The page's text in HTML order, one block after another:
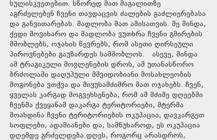
სულისკვეთებით. სწორედ მათ მაგალითზე
აგრძელებენ ჩვენი თავდაცვის ძალების გაძლიერებასა
და განვითარებას. მადლობა მათ ამისათვის. მე მინდა,
ქედი მოვიხარო და მადლობა ვუთხრა ჩვენი გმირების
მშობლებს, ოჯახის წევრებს, რომ ასეთი ღირსეული
პიროვნებები გაუზარდეს სამშობლოს. ასევე, მინდა
ამ ტრაგიკული მოვლენების დროს, ამ უთანასწორო
ბრძოლაში დაღუპული მშვიდობიანი მოსახლეობის
მოგონება ვთქვა და მივუსამძიმრო მათ ოჯახებს. ჩვენ,
ყველას კარგად მოგვეხსენება, რომ ამ მძიმე დღეებში
ჩვენმა ქვეყანამ დაკარგა ტერიტორიები, მტერმა
მოახდინა ჩვენი ტერიტორიების ოკუპაცია, დავკარგეთ
სოფლები, ადამიანები და, სამწუხაროდ, ეს ოკუპაცია
დღემდე გრძელდება.დღეს, როგორც არასდროს,